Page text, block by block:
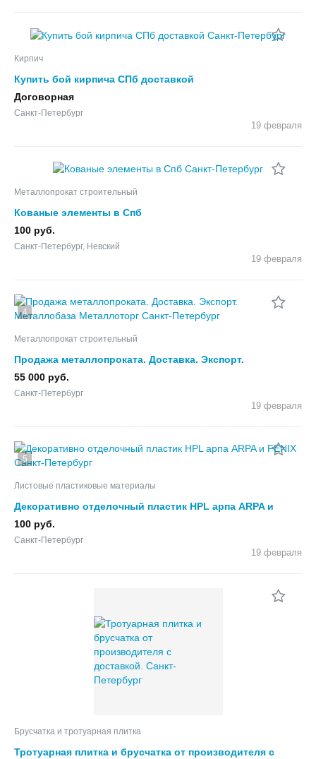
Кирпич
Купить бой кирпича СПб доставкой
Договорная
Санкт-Петербург
19 февраля
Металлопрокат строительный
Кованые элементы в Спб
100 руб.
Санкт-Петербург, Невский
19 февраля
4
Металлопрокат строительный
Продажа металлопроката. Доставка. Экспорт.
Металлобаза Металлоторг
55 000 руб.
Санкт-Петербург
19 февраля
5
Листовые пластиковые материалы
Декоративно отделочный пластик HPL арпа ARPA и
FENIX
100 руб.
Санкт-Петербург
19 февраля
Брусчатка и тротуарная плитка
Тротуарная плитка и брусчатка от производителя с